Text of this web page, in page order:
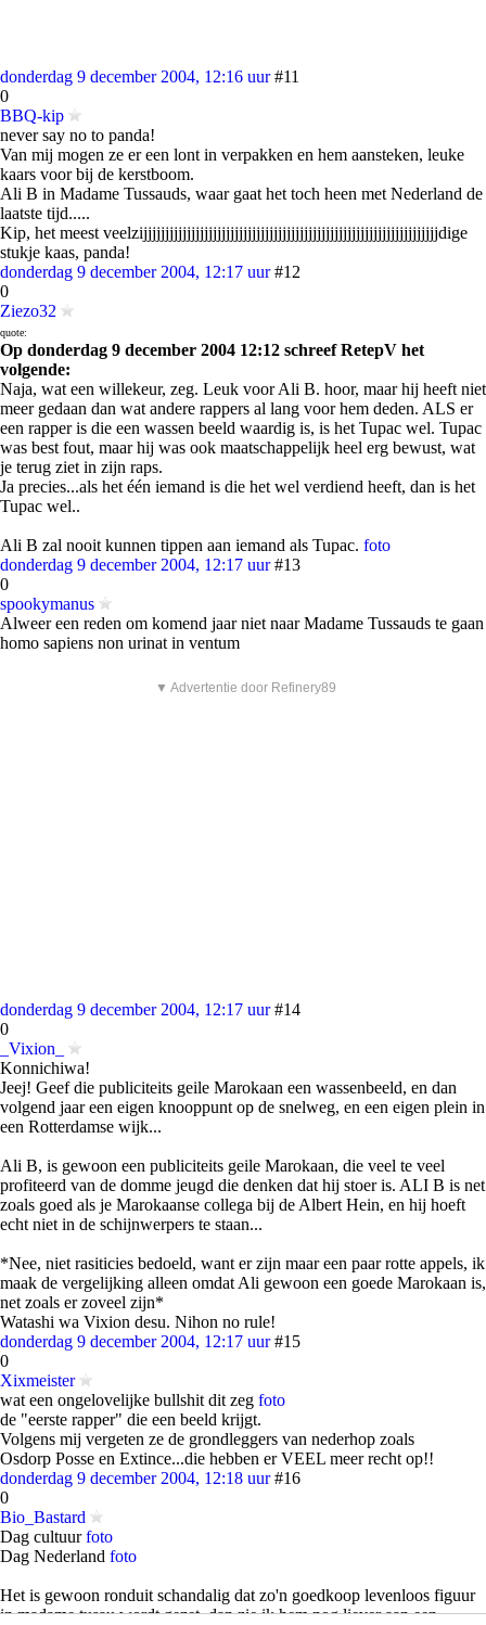
donderdag 9 december 2004, 12:16 uur #11
0
BBQ-kip
never say no to panda!
Van mij mogen ze er een lont in verpakken en hem aansteken, leuke
kaars voor bij de kerstboom.
Ali B in Madame Tussauds, waar gaat het toch heen met Nederland de
laatste tijd.....
Kip, het meest veelzijjjjjjjjjjjjjjjjjjjjjjjjjjjjjjjjjjjjjjjjjjjjjjjjjjjjjjjjjjjjjjjjjjjjdige
stukje kaas, panda!
donderdag 9 december 2004, 12:17 uur #12
0
Ziezo32
quote:
Op donderdag 9 december 2004 12:12 schreef RetepV het
volgende:
Naja, wat een willekeur, zeg. Leuk voor Ali B. hoor, maar hij heeft niet
meer gedaan dan wat andere rappers al lang voor hem deden. ALS er
een rapper is die een wassen beeld waardig is, is het Tupac wel. Tupac
was best fout, maar hij was ook maatschappelijk heel erg bewust, wat
je terug ziet in zijn raps.
Ja precies...als het één iemand is die het wel verdiend heeft, dan is het
Tupac wel..
Ali B zal nooit kunnen tippen aan iemand als Tupac. foto
donderdag 9 december 2004, 12:17 uur #13
0
spookymanus
Alweer een reden om komend jaar niet naar Madame Tussauds te gaan
homo sapiens non urinat in ventum
▼ Advertentie door Refinery89
donderdag 9 december 2004, 12:17 uur #14
0
_Vixion_
Konnichiwa!
Jeej! Geef die publiciteits geile Marokaan een wassenbeeld, en dan
volgend jaar een eigen knooppunt op de snelweg, en een eigen plein in
een Rotterdamse wijk...
Ali B, is gewoon een publiciteits geile Marokaan, die veel te veel
profiteerd van de domme jeugd die denken dat hij stoer is. ALI B is net
zoals goed als je Marokaanse collega bij de Albert Hein, en hij hoeft
echt niet in de schijnwerpers te staan...
*Nee, niet rasiticies bedoeld, want er zijn maar een paar rotte appels, ik
maak de vergelijking alleen omdat Ali gewoon een goede Marokaan is,
net zoals er zoveel zijn*
Watashi wa Vixion desu. Nihon no rule!
donderdag 9 december 2004, 12:17 uur #15
0
Xixmeister
wat een ongelovelijke bullshit dit zeg foto
de "eerste rapper" die een beeld krijgt.
Volgens mij vergeten ze de grondleggers van nederhop zoals
Osdorp Posse en Extince...die hebben er VEEL meer recht op!!
donderdag 9 december 2004, 12:18 uur #16
0
Bio_Bastard
Dag cultuurfoto
Dag Nederland foto
Het is gewoon ronduit schandalig dat zo'n goedkoop levenloos figuur
in madame tusau wordt gezet, dan zie ik hem nog liever aan een